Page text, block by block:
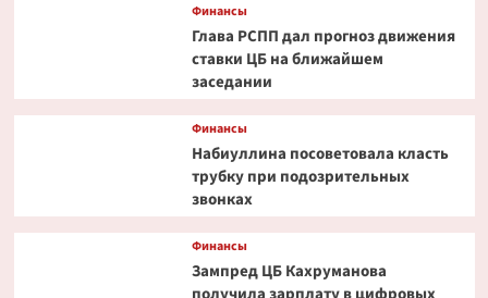
Финансы
Глава РСПП дал прогноз движения
ставки ЦБ на ближайшем
заседании
Финансы
Набиуллина посоветовала класть
трубку при подозрительных
звонках
Финансы
Зампред ЦБ Кахруманова